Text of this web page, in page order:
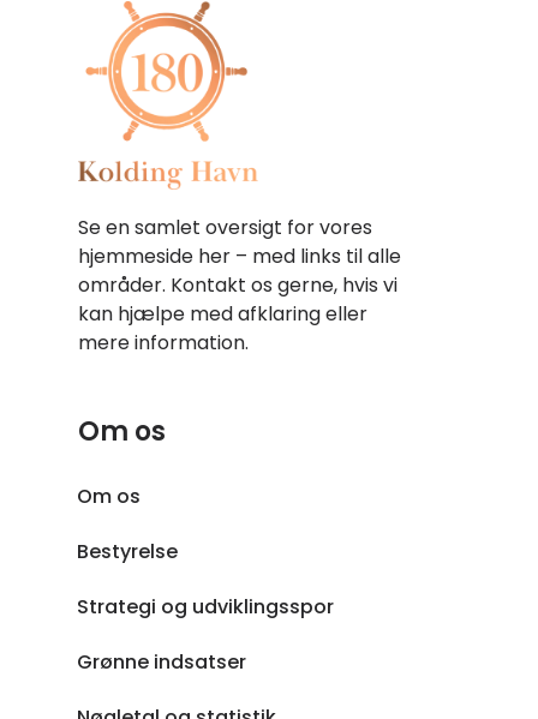
Se en samlet oversigt for vores
hjemmeside her – med links til alle
områder. Kontakt os gerne, hvis vi
kan hjælpe med afklaring eller
mere information.
Om os
Om os
Bestyrelse
Strategi og udviklingsspor
Grønne indsatser